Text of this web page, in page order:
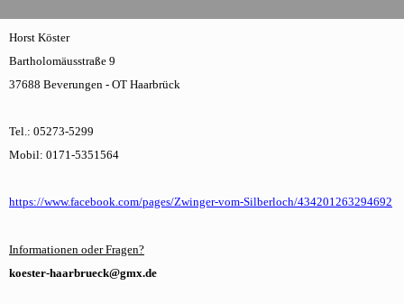
Horst Köster
Bartholomäusstraße 9
37688 Beverungen - OT Haarbrück
Tel.: 05273-5299
Mobil: 0171-5351564
https://www.facebook.com/pages/Zwinger-vom-Silberloch/434201263294692
Informationen oder Fragen?
koester-haarbrueck@gmx.de